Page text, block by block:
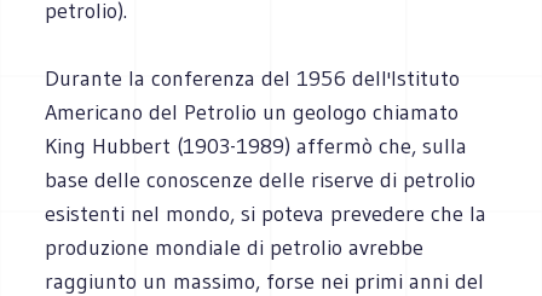
petrolio).
Durante la conferenza del 1956 dell'Istituto
Americano del Petrolio un geologo chiamato
King Hubbert (1903-1989) affermò che, sulla
base delle conoscenze delle riserve di petrolio
esistenti nel mondo, si poteva prevedere che la
produzione mondiale di petrolio avrebbe
raggiunto un massimo, forse nei primi anni del